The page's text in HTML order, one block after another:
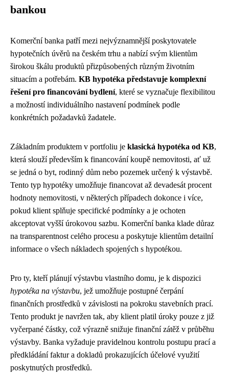
bankou
Komerční banka patří mezi nejvýznamnější poskytovatele
hypotečních úvěrů na českém trhu a nabízí svým klientům
širokou škálu produktů přizpůsobených různým životním
situacím a potřebám. KB hypotéka představuje komplexní
řešení pro financování bydlení, které se vyznačuje flexibilitou
a možností individuálního nastavení podmínek podle
konkrétních požadavků žadatele.
Základním produktem v portfoliu je klasická hypotéka od KB,
která slouží především k financování koupě nemovitosti, ať už
se jedná o byt, rodinný dům nebo pozemek určený k výstavbě.
Tento typ hypotéky umožňuje financovat až devadesát procent
hodnoty nemovitosti, v některých případech dokonce i více,
pokud klient splňuje specifické podmínky a je ochoten
akceptovat vyšší úrokovou sazbu. Komerční banka klade důraz
na transparentnost celého procesu a poskytuje klientům detailní
informace o všech nákladech spojených s hypotékou.
Pro ty, kteří plánují výstavbu vlastního domu, je k dispozici
hypotéka na výstavbu, jež umožňuje postupné čerpání
finančních prostředků v závislosti na pokroku stavebních prací.
Tento produkt je navržen tak, aby klient platil úroky pouze z již
vyčerpané částky, což výrazně snižuje finanční zátěž v průběhu
výstavby. Banka vyžaduje pravidelnou kontrolu postupu prací a
předkládání faktur a dokladů prokazujících účelové využití
poskytnutých prostředků.